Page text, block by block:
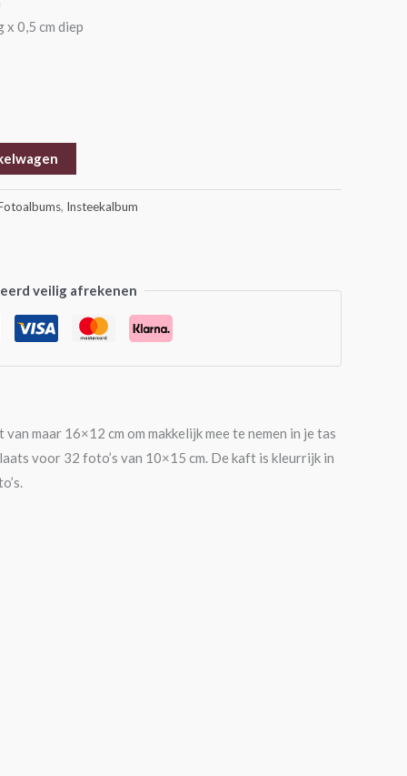
x 0,5 cm diep
, Insteekalbum
veilig afrekenen
maar 16×12 cm om makkelijk mee te nemen in je tas
voor 32 foto’s van 10×15 cm. De kaft is kleurrijk in